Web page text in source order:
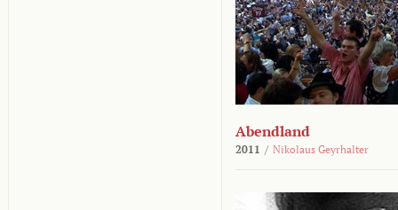
Abendland
2011 / Nikolaus Geyrhalter